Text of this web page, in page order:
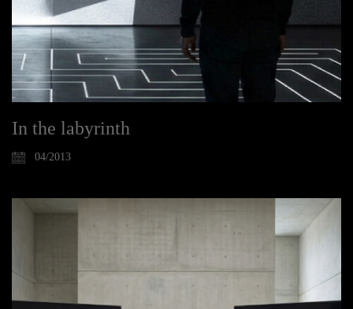
In the labyrinth
04/2013